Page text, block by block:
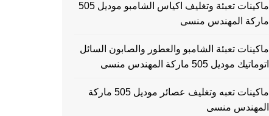
ماكينات تعبئة وتغليف اكياس الشامبو موديل 505
ماركة المهندس منسى
ماكينات تعبئة الشامبو والعطور والصابون السائل
اتوماتيك موديل 505 ماركة المهندس منسى
ماكينات تعبه وتغليف عصائر موديل 505 ماركة
المهندس منسى